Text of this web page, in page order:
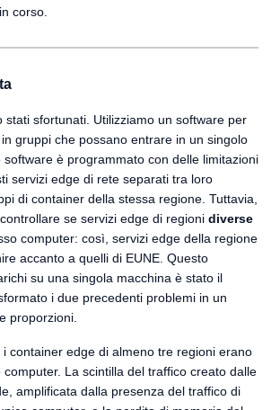
corso.
stati sfortunati. Utilizziamo un software per
gruppi che possano entrare in un singolo
software è programmato con delle limitazioni
servizi edge di rete separati tra loro
di container della stessa regione. Tuttavia,
se servizi edge di regioni diverse
computer: così, servizi edge della regione
accanto a quelli di EUNE. Questo
su una singola macchina è stato il
i due precedenti problemi in un
proporzioni.
i container edge di almeno tre regioni erano
La scintilla del traffico creato dalle
amplificata dalla presenza del traffico di